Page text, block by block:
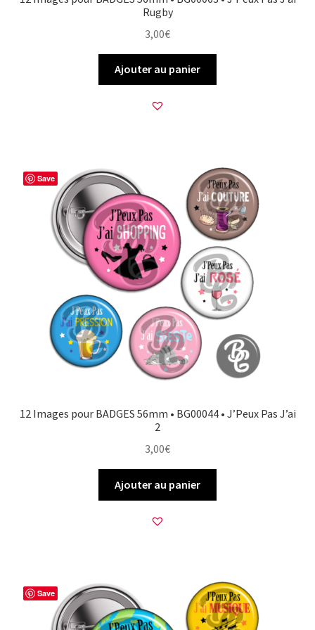
Rugby
3,00€
Ajouter au panier
Save
12 Images pour BADGES 56mm • BG00044 • J’Peux Pas J’ai
2
3,00€
Ajouter au panier
Save